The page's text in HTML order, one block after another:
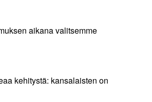
aikana valitsemme
kehitystä: kansalaisten on